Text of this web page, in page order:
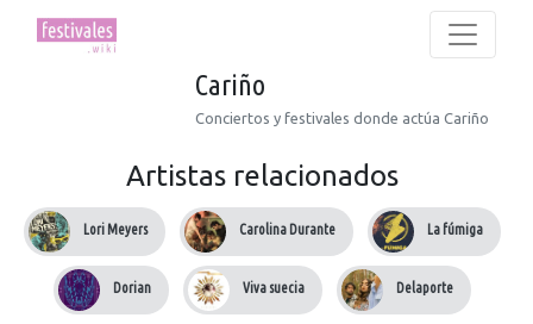
Cariño
Conciertos y festivales donde actúa Cariño
Artistas relacionados
Lori Meyers Carolina Durante La fúmiga
Dorian Viva suecia Delaporte